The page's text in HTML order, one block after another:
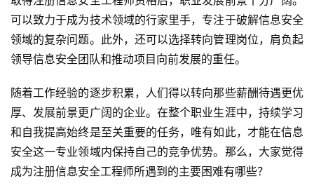
可以致力于成为技术领域的行家里手，专注于破解信息安全
领域的复杂问题。此外，还可以选择转向管理岗位，肩负起
领导信息安全团队和推动项目向前发展的重任。
随着工作经验的逐步积累，人们得以转向那些薪酬待遇更优
厚、发展前景更广阔的企业。在整个职业生涯中，持续学习
和自我提高始终是至关重要的任务，唯有如此，才能在信息
安全这一专业领域内保持自己的竞争优势。那么，大家觉得
成为注册信息安全工程师所遇到的主要困难有哪些？